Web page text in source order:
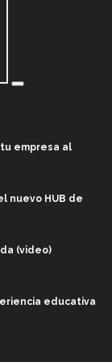
empresa al
nuevo HUB de
(video)
educativa